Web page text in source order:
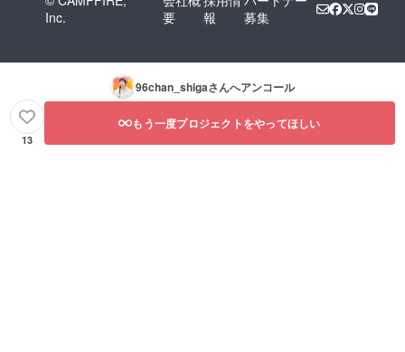
Inc.
要
報
募集
96chan_shigaさんへアンコール
13
もう一度プロジェクトをやってほしい